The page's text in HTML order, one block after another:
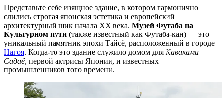
Представьте себе изящное здание, в котором гармонично
слились строгая японская эстетика и европейский
архитектурный шик начала XX века. Музей Футаба на
Культурном пути (также известный как Футаба-кан) — это
уникальный памятник эпохи Тайсё, расположенный в городе
Нагоя. Когда-то это здание служило домом для Каваками
Садаё, первой актрисы Японии, и известных
промышленников того времени.